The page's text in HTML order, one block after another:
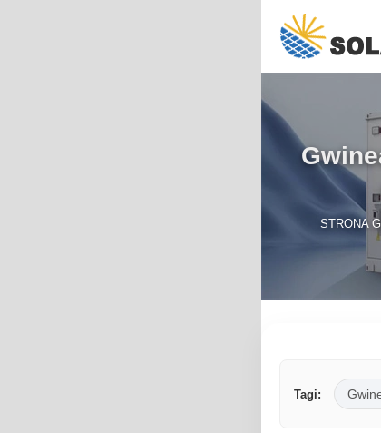
STRONA
Tagi: